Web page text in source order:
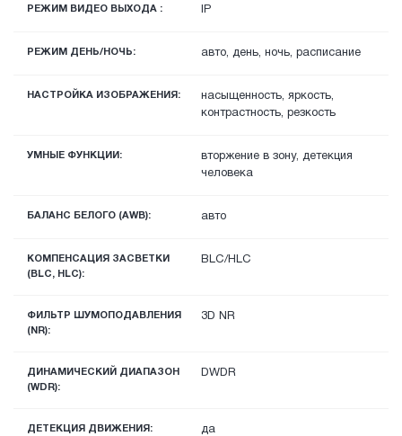
РЕЖИМ ВИДЕО ВЫХОДА : IP
РЕЖИМ ДЕНЬ/НОЧЬ: авто, день, ночь, расписание
НАСТРОЙКА ИЗОБРАЖЕНИЯ:
насыщенность, яркость,
контрастность, резкость
УМНЫЕ ФУНКЦИИ:
вторжение в зону, детекция
человека
БАЛАНС БЕЛОГО (AWB): авто
КОМПЕНСАЦИЯ ЗАСВЕТКИ
(BLC, HLC):
BLC/HLC
ФИЛЬТР ШУМОПОДАВЛЕНИЯ
(NR):
3D NR
ДИНАМИЧЕСКИЙ ДИАПАЗОН
(WDR):
DWDR
ДЕТЕКЦИЯ ДВИЖЕНИЯ: да